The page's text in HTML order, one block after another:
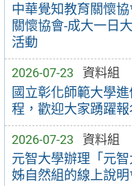
中華覺知教育關懷
關懷協會-成大一日
活動
2026-07-23 資料組
國立彰化師範大學
程，歡迎大家踴躍報
2026-07-23 資料組
元智大學辦理「元
姊自然組的線上說